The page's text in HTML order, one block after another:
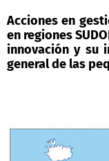
Acciones en
en regiones
innovación y su
general de las